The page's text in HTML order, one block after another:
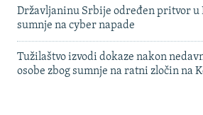
Državljaninu Srbije određen pritvor u
sumnje na cyber napade
Tužilaštvo izvodi dokaze nakon
osobe zbog sumnje na ratni zločin na